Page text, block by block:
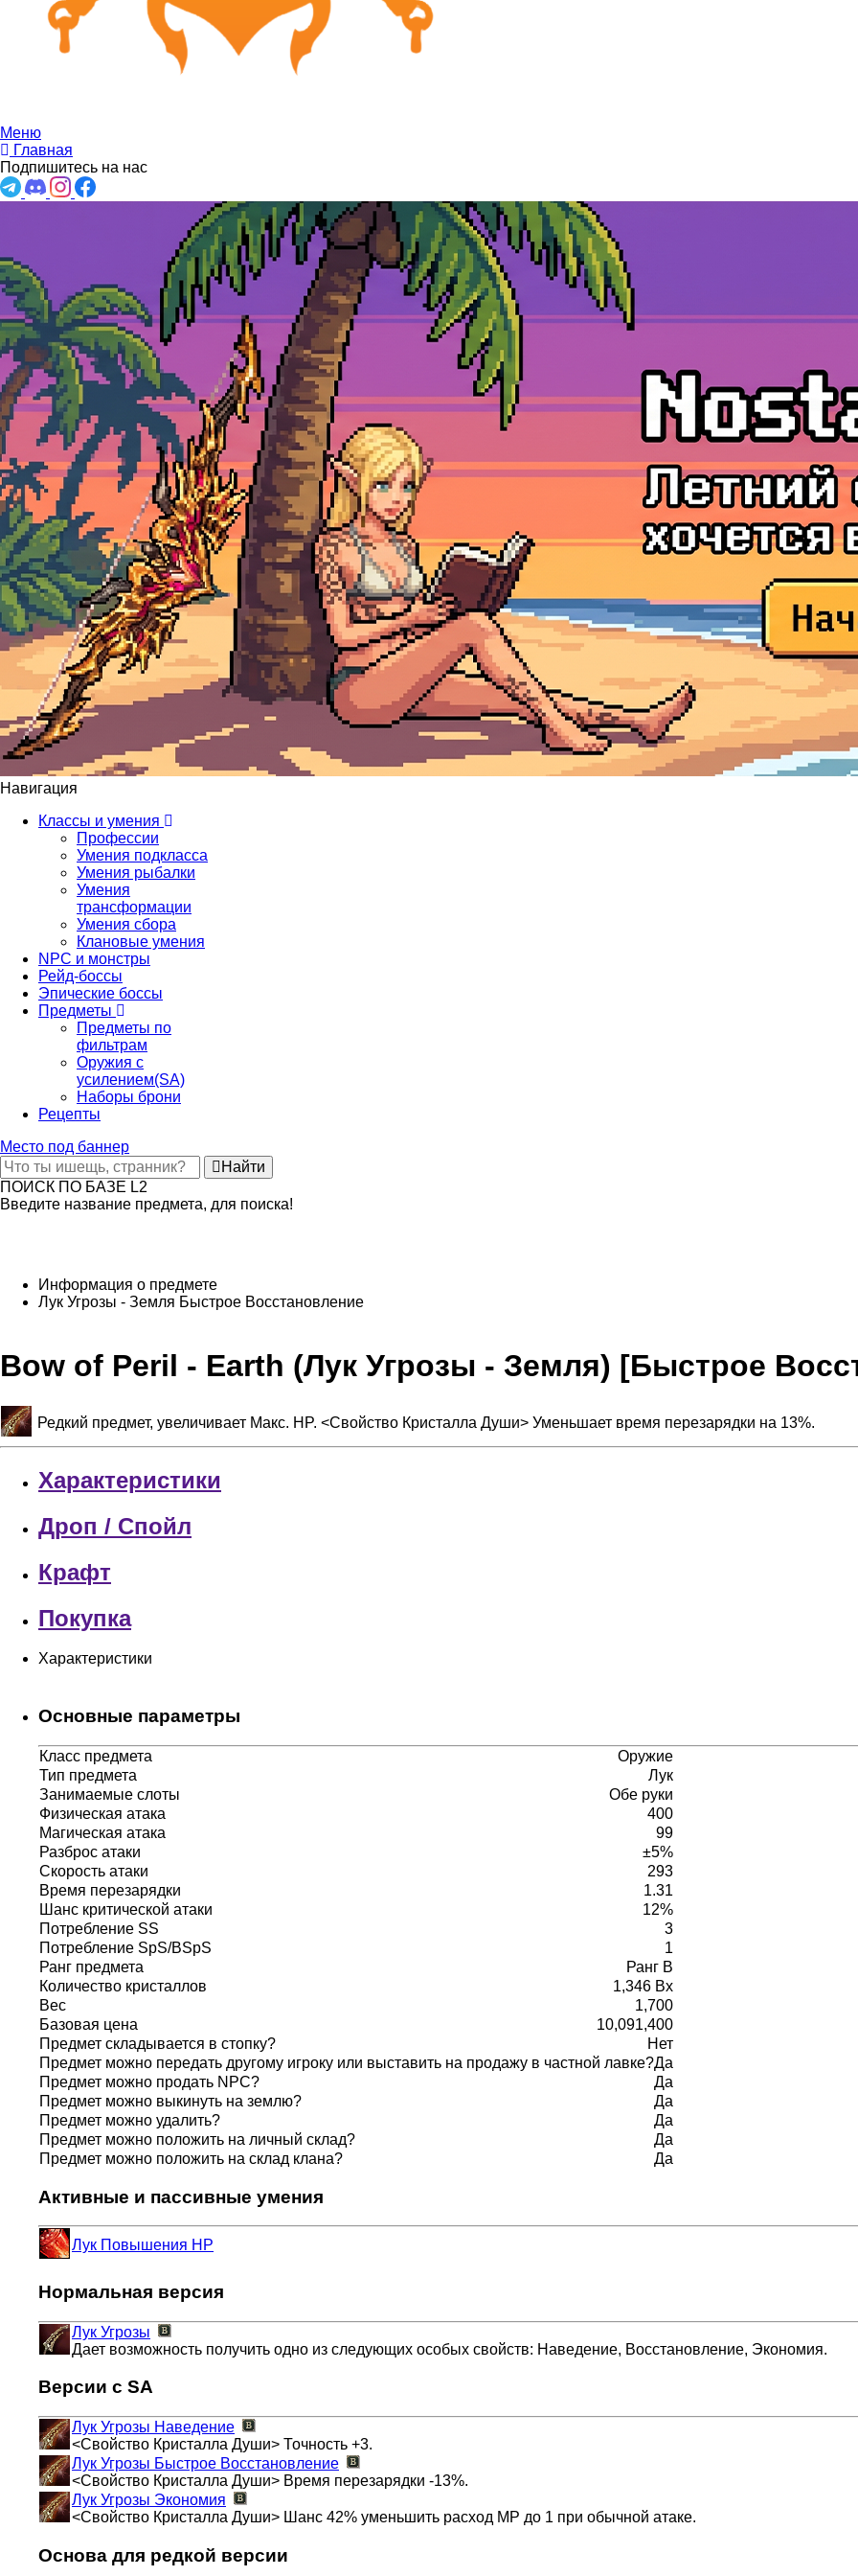
Меню
Главная
Подпишитесь на нас
Навигация
Классы и умения
Профессии
Умения подкласса
Умения рыбалки
Умения
трансформации
Умения сбора
Клановые умения
NPC и монстры
Рейд-боссы
Эпические боссы
Предметы
Предметы по
фильтрам
Оружия с
усилением(SA)
Наборы брони
Рецепты
Место под баннер
Найти
ПОИСК ПО БАЗЕ L2
Введите название предмета, для поиска!
Информация о предмете
Лук Угрозы - Земля Быстрое Восстановление
Bow of Peril - Earth (Лук Угрозы - Земля) [Быстрое
Редкий предмет, увеличивает Макс. HP. <Свойство Кристалла Души> Уменьшает время перезарядки на 13%.
Характеристики
Дроп / Спойл
Крафт
Покупка
Характеристики
Основные параметры
Класс предмета
Оружие
Тип предмета
Лук
Занимаемые слоты
Обе руки
Физическая атака
400
Магическая атака
99
Разброс атаки
±5%
Скорость атаки
293
Время перезарядки
1.31
Шанс критической атаки
12%
Потребление SS
3
Потребление SpS/BSpS
1
Ранг предмета
Ранг B
Количество кристаллов
1,346 Bx
Вес
1,700
Базовая цена
10,091,400
Предмет складывается в стопку?
Нет
Предмет можно передать другому игроку или выставить на продажу в частной лавке?Да
Предмет можно продать NPC?
Да
Предмет можно выкинуть на землю?
Да
Предмет можно удалить?
Да
Предмет можно положить на личный склад?
Да
Предмет можно положить на склад клана?
Да
Активные и пассивные умения
Лук Повышения HP
Нормальная версия
Лук Угрозы
Дает возможность получить одно из следующих особых свойств: Наведение, Восстановление, Экономия.
Версии с SA
Лук Угрозы Наведение
<Свойство Кристалла Души> Точность +3.
Лук Угрозы Быстрое Восстановление
<Свойство Кристалла Души> Время перезарядки -13%.
Лук Угрозы Экономия
<Свойство Кристалла Души> Шанс 42% уменьшить расход MP до 1 при обычной атаке.
Основа для редкой версии